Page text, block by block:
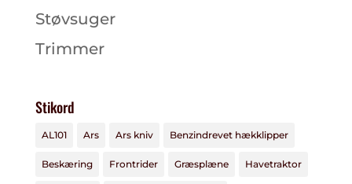
Støvsuger
Trimmer
Stikord
AL101 Ars Ars kniv Benzindrevet hækklipper
Beskæring Frontrider Græsplæne Havetraktor